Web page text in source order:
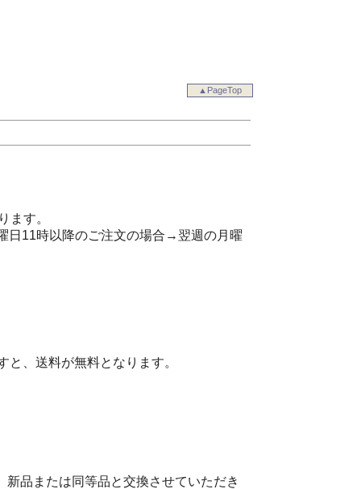
▲PageTop
ます。
日11時以降のご注文の場合→翌週の月曜
、送料が無料となります。
品または同等品と交換させていただき